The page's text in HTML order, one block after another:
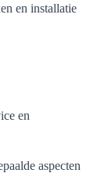
en installatie
en
aspecten